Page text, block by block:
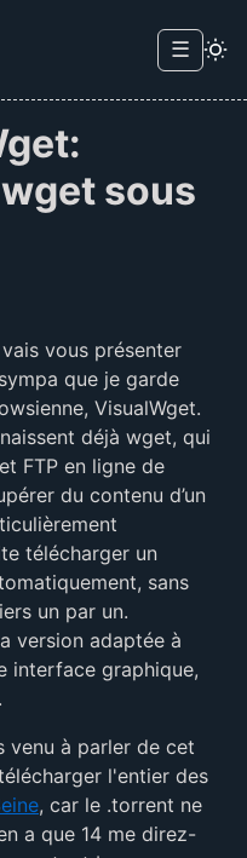
☰
sous
vous présenter
que je garde
VisualWget.
déjà wget, qui
FTP en ligne de
du contenu d’un
télécharger un
sans
un par un.
version adaptée à
interface graphique,
venu à parler de cet
l'entier des
, car le .torrent ne
a que 14 me direz-